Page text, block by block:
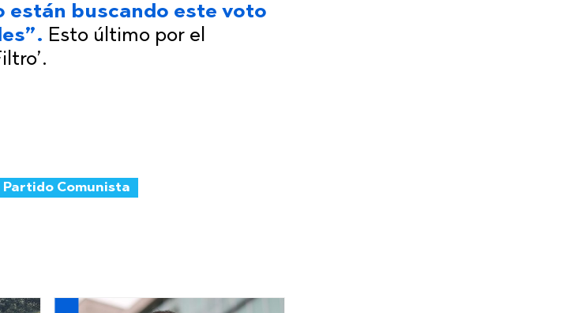
están buscando este voto
Esto último por el
Partido Comunista